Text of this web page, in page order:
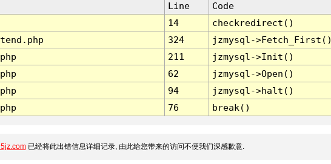
Line
Code
14
checkredirect()
324
jzmysql-
211
jzmysql->Init()
62
jzmysql->Open()
94
jzmysql->halt()
76 break()
已经将此出错信息详细记录, 由此给您带来的访问不便我们深感歉意.